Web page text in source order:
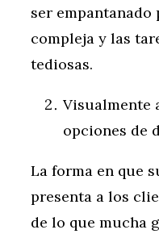
ser
compleja y las
tediosas.
Visualmente
opciones de
La forma en que
presenta a los
de lo que mucha